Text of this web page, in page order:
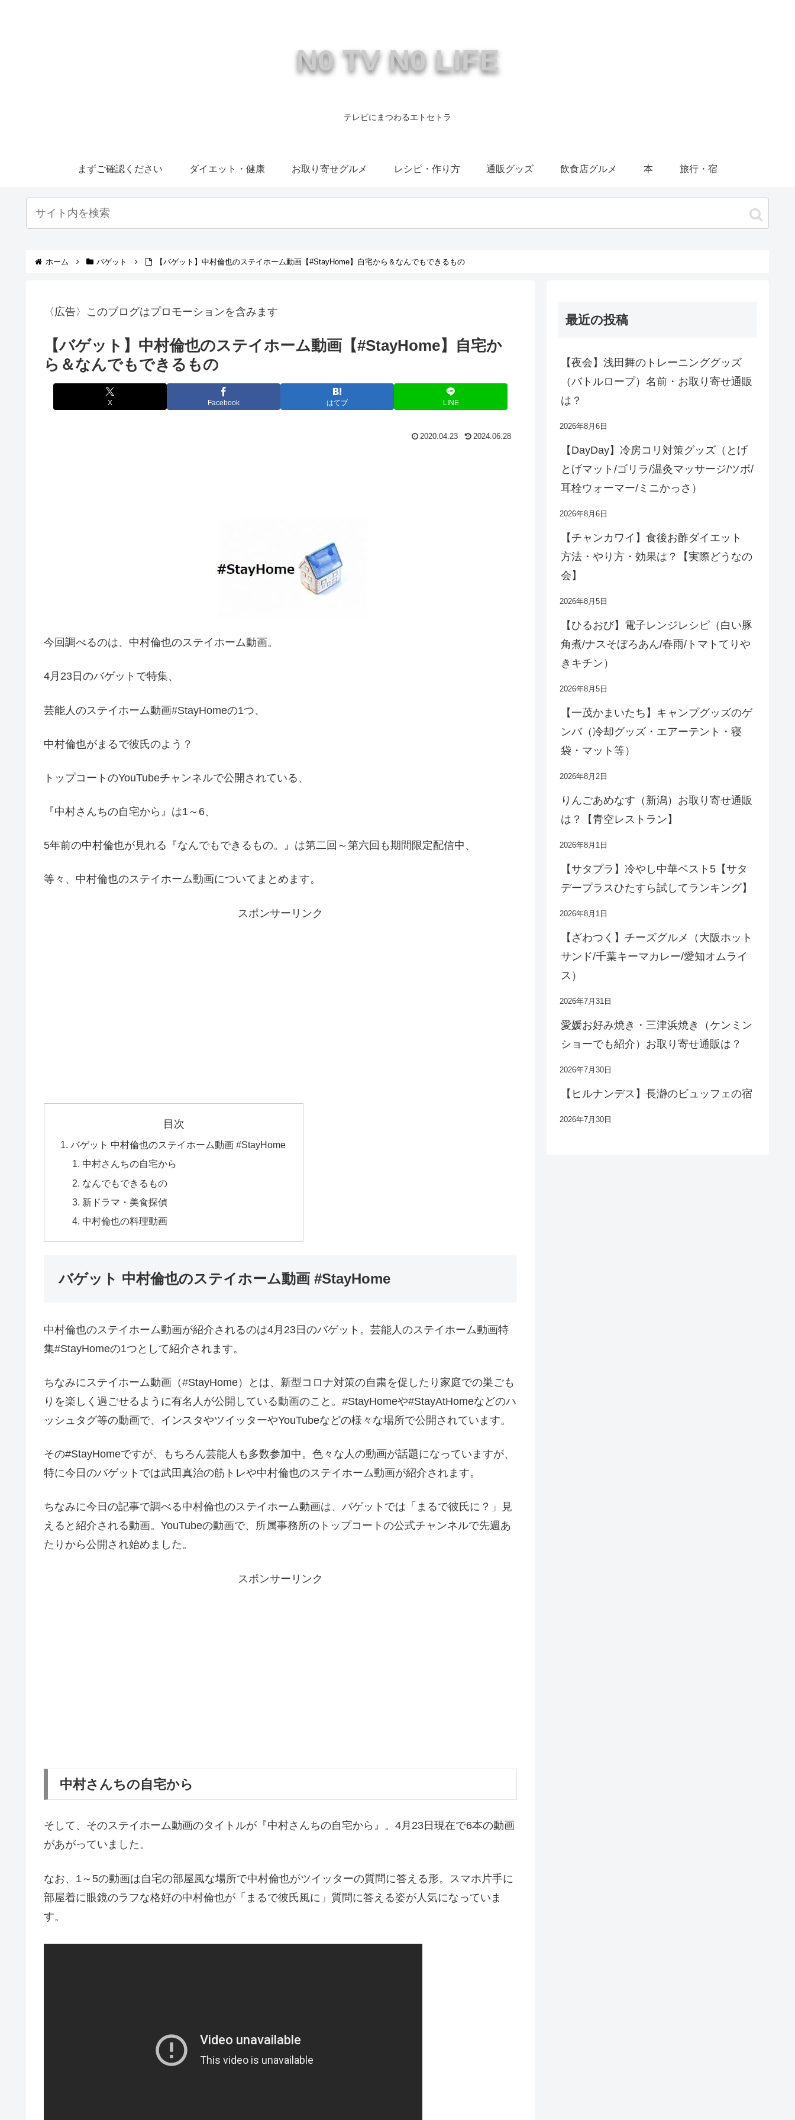
N0 TV N0 LIFE
テレビにまつわるエトセトラ
まずご確認ください ダイエット・健康 お取り寄せグルメ レシピ・作り方 通販グッズ 飲食店グルメ 本 旅行・宿
ホーム バゲット 【バゲット】中村倫也のステイホーム動画【#StayHome】自宅から＆なんでもできるもの
〈広告〉このブログはプロモーションを含みます
【バゲット】中村倫也のステイホーム動画【#StayHome】自宅か
ら＆なんでもできるもの
X Facebook はてブ LINE
2020.04.23 2024.06.28
今回調べるのは、中村倫也のステイホーム動画。
4月23日のバゲットで特集、
芸能人のステイホーム動画#StayHomeの1つ、
中村倫也がまるで彼氏のよう？
トップコートのYouTubeチャンネルで公開されている、
『中村さんちの自宅から』は1～6、
5年前の中村倫也が見れる『なんでもできるもの。』は第二回～第六回も期間限定配信中、
等々、中村倫也のステイホーム動画についてまとめます。
スポンサーリンク
目次
バゲット 中村倫也のステイホーム動画 #StayHome
中村さんちの自宅から
なんでもできるもの
新ドラマ・美食探偵
中村倫也の料理動画
バゲット 中村倫也のステイホーム動画 #StayHome
中村倫也のステイホーム動画が紹介されるのは4月23日のバゲット。芸能人のステイホーム動画特
集#StayHomeの1つとして紹介されます。
ちなみにステイホーム動画（#StayHome）とは、新型コロナ対策の自粛を促したり家庭での巣ごも
りを楽しく過ごせるように有名人が公開している動画のこと。#StayHomeや#StayAtHomeなどのハ
ッシュタグ等の動画で、インスタやツイッターやYouTubeなどの様々な場所で公開されています。
その#StayHomeですが、もちろん芸能人も多数参加中。色々な人の動画が話題になっていますが、
特に今日のバゲットでは武田真治の筋トレや中村倫也のステイホーム動画が紹介されます。
ちなみに今日の記事で調べる中村倫也のステイホーム動画は、バゲットでは「まるで彼氏に？」見
えると紹介される動画。YouTubeの動画で、所属事務所のトップコートの公式チャンネルで先週あ
たりから公開され始めました。
スポンサーリンク
中村さんちの自宅から
そして、そのステイホーム動画のタイトルが『中村さんちの自宅から』。4月23日現在で6本の動画
があがっていました。
なお、1～5の動画は自宅の部屋風な場所で中村倫也がツイッターの質問に答える形。スマホ片手に
部屋着に眼鏡のラフな格好の中村倫也が「まるで彼氏風に」質問に答える姿が人気になっていま
す。
最近の投稿
【夜会】浅田舞のトレーニンググッズ
（バトルロープ）名前・お取り寄せ通販
は？
2026年8月6日
【DayDay】冷房コリ対策グッズ（とげ
とげマット/ゴリラ/温灸マッサージ/ツボ/
耳栓ウォーマー/ミニかっさ）
2026年8月6日
【チャンカワイ】食後お酢ダイエット
方法・やり方・効果は？【実際どうなの
会】
2026年8月5日
【ひるおび】電子レンジレシピ（白い豚
角煮/ナスそぼろあん/春雨/トマトてりや
きキチン）
2026年8月5日
【一茂かまいたち】キャンプグッズのゲ
ンバ（冷却グッズ・エアーテント・寝
袋・マット等）
2026年8月2日
りんごあめなす（新潟）お取り寄せ通販
は？【青空レストラン】
2026年8月1日
【サタプラ】冷やし中華ベスト5【サタ
デープラスひたすら試してランキング】
2026年8月1日
【ざわつく】チーズグルメ（大阪ホット
サンド/千葉キーマカレー/愛知オムライ
ス）
2026年7月31日
愛媛お好み焼き・三津浜焼き（ケンミン
ショーでも紹介）お取り寄せ通販は？
2026年7月30日
【ヒルナンデス】長瀞のビュッフェの宿
2026年7月30日